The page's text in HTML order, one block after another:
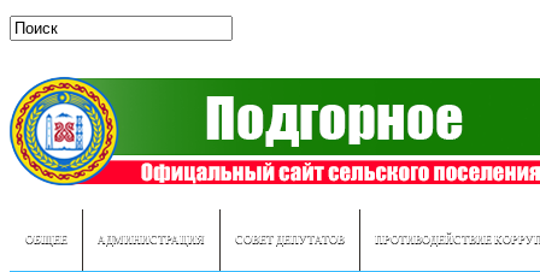
ОБЩЕЕ АДМИНИСТРАЦИЯ СОВЕТ ДЕПУТАТОВ ПРОТИВОДЕЙСТВИЕ